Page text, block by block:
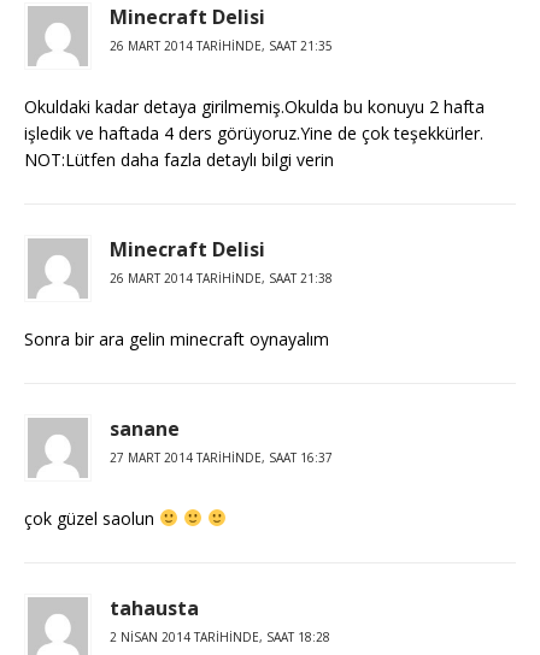
Minecraft Delisi
26 MART 2014 TARIHINDE, SAAT 21:35
Okuldaki kadar detaya girilmemiş.Okulda bu konuyu 2 hafta
işledik ve haftada 4 ders görüyoruz.Yine de çok teşekkürler.
NOT:Lütfen daha fazla detaylı bilgi verin
Minecraft Delisi
26 MART 2014 TARIHINDE, SAAT 21:38
Sonra bir ara gelin minecraft oynayalım
sanane
27 MART 2014 TARIHINDE, SAAT 16:37
çok güzel saolun
tahausta
2 NISAN 2014 TARIHINDE, SAAT 18:28